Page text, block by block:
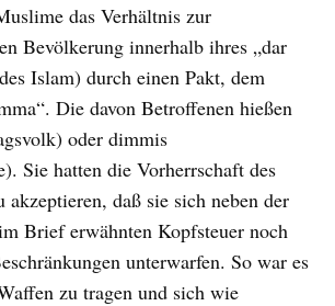
das Verhältnis zur
Bevölkerung innerhalb ihres „dar
Islam) durch einen Pakt, dem
Die davon Betroffenen hießen
oder dimmis
Sie hatten die Vorherrschaft des
akzeptieren, daß sie sich neben der
Brief erwähnten Kopfsteuer noch
unterwarfen. So war es
zu tragen und sich wie